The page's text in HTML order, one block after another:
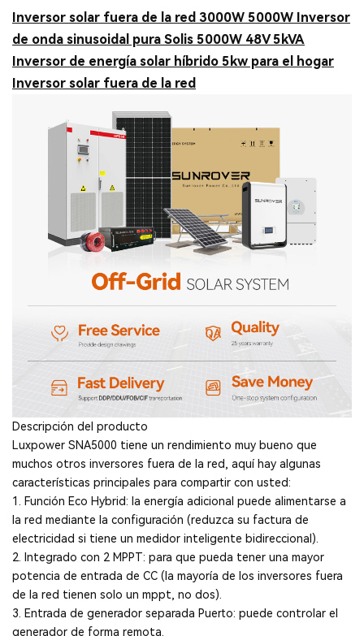
Inversor solar fuera de la red 3000W 5000W Inversor
de onda sinusoidal pura Solis 5000W 48V 5kVA
Inversor de energía solar híbrido 5kw para el hogar
Inversor solar fuera de la red
Descripción del producto
Luxpower SNA5000 tiene un rendimiento muy bueno que
muchos otros inversores fuera de la red, aquí hay algunas
características principales para compartir con usted:
1. Función Eco Hybrid: la energía adicional puede alimentarse a
la red mediante la configuración (reduzca su factura de
electricidad si tiene un medidor inteligente bidireccional).
2. Integrado con 2 MPPT: para que pueda tener una mayor
potencia de entrada de CC (la mayoría de los inversores fuera
de la red tienen solo un mppt, no dos).
3. Entrada de generador separada Puerto: puede controlar el
generador de forma remota.